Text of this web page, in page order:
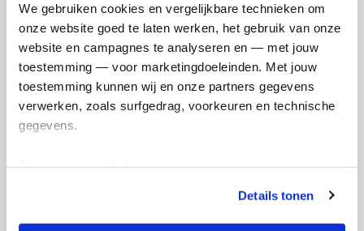
We gebruiken cookies en vergelijkbare technieken om
onze website goed te laten werken, het gebruik van onze
website en campagnes te analyseren en — met jouw
toestemming — voor marketingdoeleinden. Met jouw
toestemming kunnen wij en onze partners gegevens
verwerken, zoals surfgedrag, voorkeuren en technische
gegevens.
tonen. Je kunt je toestemming op elk moment wijzigen of
intrekken via Cookie instellingen onderaan de pagina. De
Details tonen
Morris's badges